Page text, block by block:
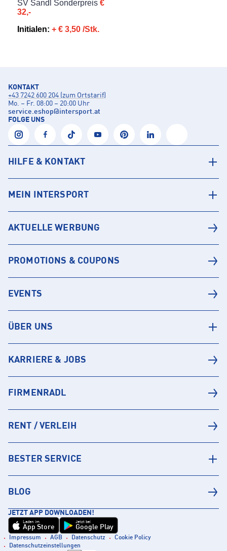
KONTAKT
+43 7242 600 204 (zum Ortstarif)
Mo. – Fr. 08:00 – 20:00 Uhr
service.eshop@intersport.at
FOLGE UNS
HILFE & KONTAKT
MEIN INTERSPORT
AKTUELLE WERBUNG
PROMOTIONS & COUPONS
EVENTS
ÜBER UNS
KARRIERE & JOBS
FIRMENRADL
RENT / VERLEIH
BESTER SERVICE
BLOG
JETZT APP DOWNLOADEN!
Laden im
App Store
Jetzt bei
Google Play
Impressum AGB Datenschutz
Cookie Policy
Datenschutzeinstellungen